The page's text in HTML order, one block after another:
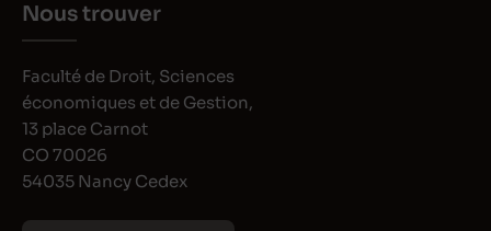
Nous trouver
Faculté de Droit, Sciences
économiques et de Gestion,
13 place Carnot
CO 70026
54035 Nancy Cedex